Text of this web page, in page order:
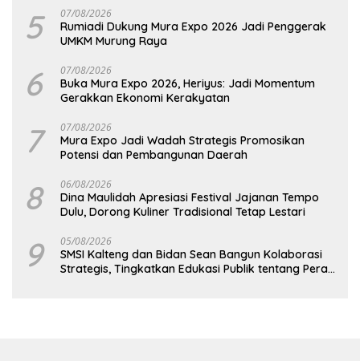
5 07/08/2026
Rumiadi Dukung Mura Expo 2026 Jadi Penggerak
UMKM Murung Raya
6 07/08/2026
Buka Mura Expo 2026, Heriyus: Jadi Momentum
Gerakkan Ekonomi Kerakyatan
7 07/08/2026
Mura Expo Jadi Wadah Strategis Promosikan
Potensi dan Pembangunan Daerah
8 06/08/2026
Dina Maulidah Apresiasi Festival Jajanan Tempo
Dulu, Dorong Kuliner Tradisional Tetap Lestari
9 05/08/2026
SMSI Kalteng dan Bidan Sean Bangun Kolaborasi
Strategis, Tingkatkan Edukasi Publik tentang Peran